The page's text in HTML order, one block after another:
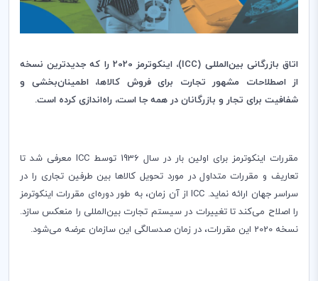
اتاق بازرگانی بین‌المللی (ICC
)، اینکوترمز 2020 را که جدیدترین نسخه
از اصطلاحات مشهور تجارت برای فروش کالاها، اطمینان‌بخشی و
شفافیت برای تجار و بازرگانان در همه جا است، راه‌اندازی کرده است.
مقررات اینکوترمز برای اولین بار در سال 1936 توسط ICC معرفی شد تا
تعاریف و مقررات متداول در مورد تحویل كالاها بین طرفین تجاری را در
سراسر جهان ارائه نماید. ICCاز آن زمان، به طور دوره‌ای مقررات اینکوترمز
را اصلاح می‌کند تا تغییرات در سیستم تجارت بین‌المللی را منعکس سازد.
نسخه 2020 این مقررات، در زمان صد‌سالگی این سازمان عرضه می‌شود
.